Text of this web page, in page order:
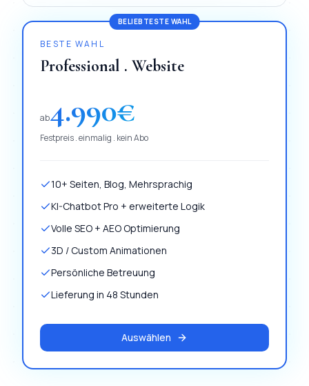
BELIEBTESTE WAHL
BESTE WAHL
Professional . Website
ab4.990€
Festpreis . einmalig . kein Abo
10+ Seiten, Blog, Mehrsprachig
KI-Chatbot Pro + erweiterte Logik
Volle SEO + AEO Optimierung
3D / Custom Animationen
Persönliche Betreuung
Lieferung in 48 Stunden
Auswählen